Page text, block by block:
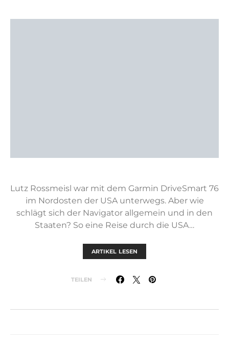
Lutz Rossmeisl war mit dem Garmin DriveSmart 76
im Nordosten der USA unterwegs. Aber wie
schlägt sich der Navigator allgemein und in den
Staaten? So eine Reise durch die USA…
ARTIKEL LESEN
TEILEN